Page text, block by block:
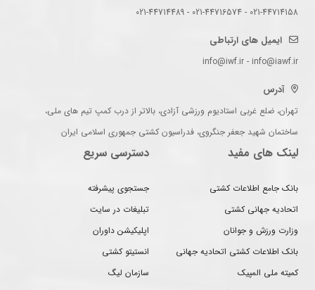
021-44714158 - 021-44716574 - 021-44714489
ایمیل های ارتباطی
info@iwf.ir - info@iawf.ir
آدرس
تهران، ضلع غربی استادیوم ورزشی آزادی، بالاتر از درب کمپ تیم های ملی،
ساختمان شهید جعفر جنگروی، فدراسیون کشتی جمهوری اسلامی ایران
لینک های مفید
بانک جامع اطلاعات کشتی
اتحادیه جهانی کشتی
وزارت ورزش و جوانان
بانک اطلاعات کشتی اتحادیه جهانی
کمیته ملی المپیک
دسترسی سریع
جستجوی پیشرفته
تبلیغات در سایت
اپلیکیشن داوران
انستیتو کشتی
سازمان لیگ